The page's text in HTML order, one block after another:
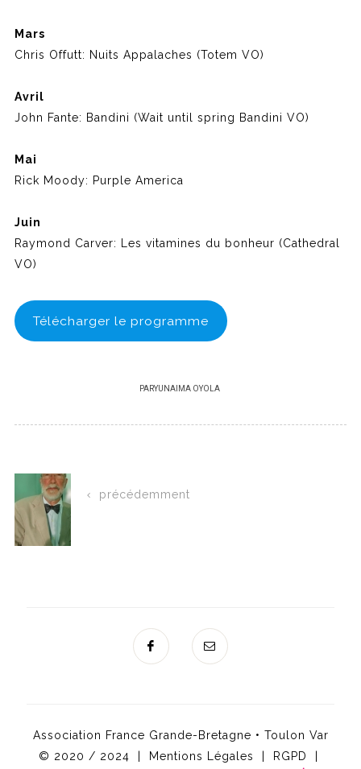
Mars
Chris Offutt: Nuits Appalaches (Totem VO)
Avril
John Fante: Bandini (Wait until spring Bandini VO)
Mai
Rick Moody: Purple America
Juin
Raymond Carver: Les vitamines du bonheur (Cathedral
VO)
Télécharger le programme
PARYUNAIMA OYOLA
précédemment
Association France Grande-Bretagne • Toulon Var
© 2020 / 2024 |
Mentions Légales RGPD